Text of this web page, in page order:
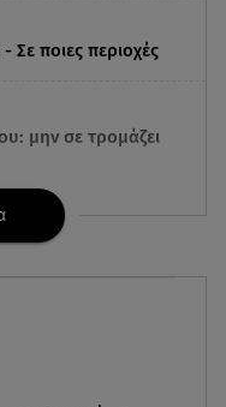
Σε ποιες περιοχές
μην σε τρομάζει
Η
Ίμπιζα